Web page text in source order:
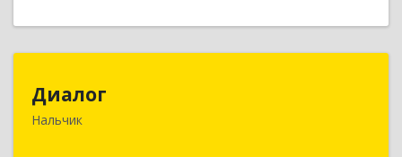
Диалог
Нальчик
360016, Кабардино-Балкарская Респ, Нальчик г,